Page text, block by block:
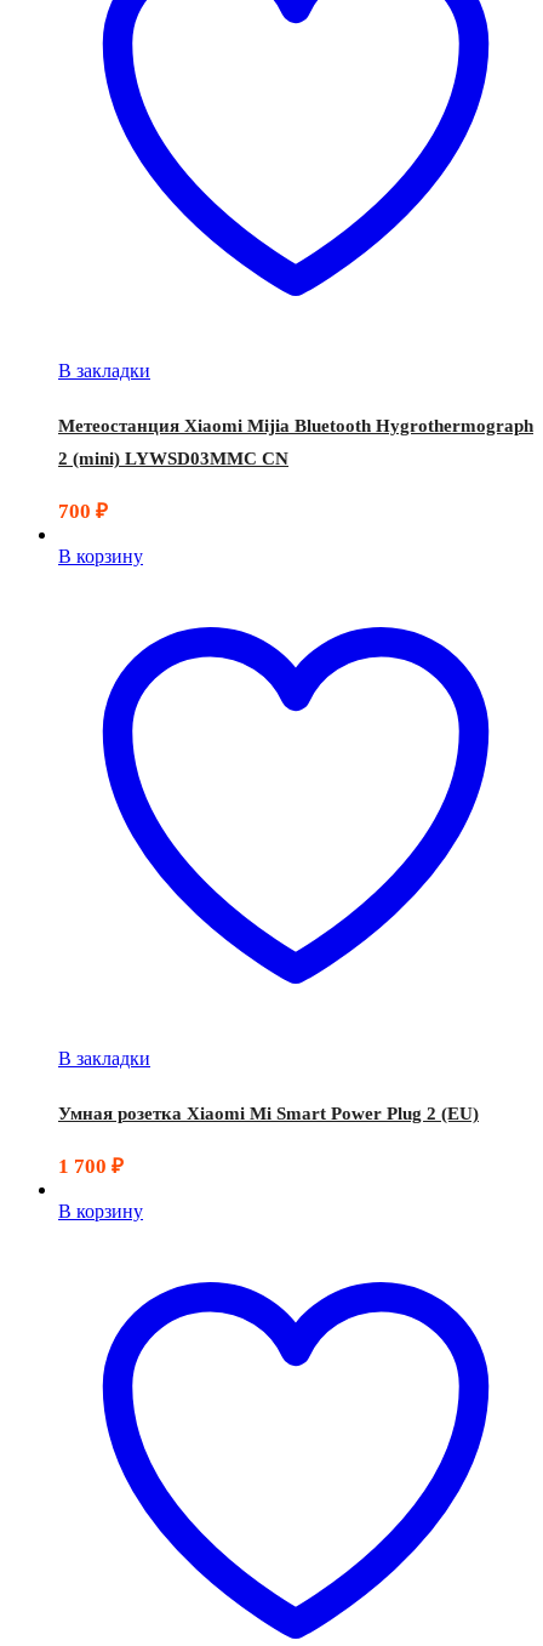
В закладки
Метеостанция Xiaomi Mijia Bluetooth Hygrothermograph
2 (mini) LYWSD03MMC CN
700 ₽
В корзину
В закладки
Умная розетка Xiaomi Mi Smart Power Plug 2 (EU)
1 700 ₽
В корзину